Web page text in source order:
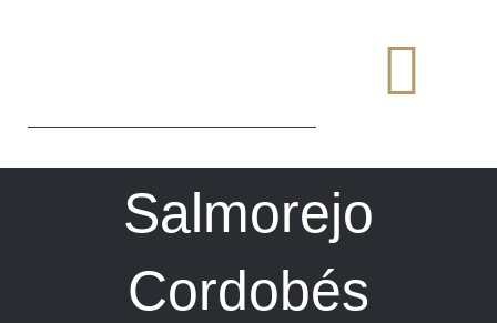
Salmorejo
Cordobés